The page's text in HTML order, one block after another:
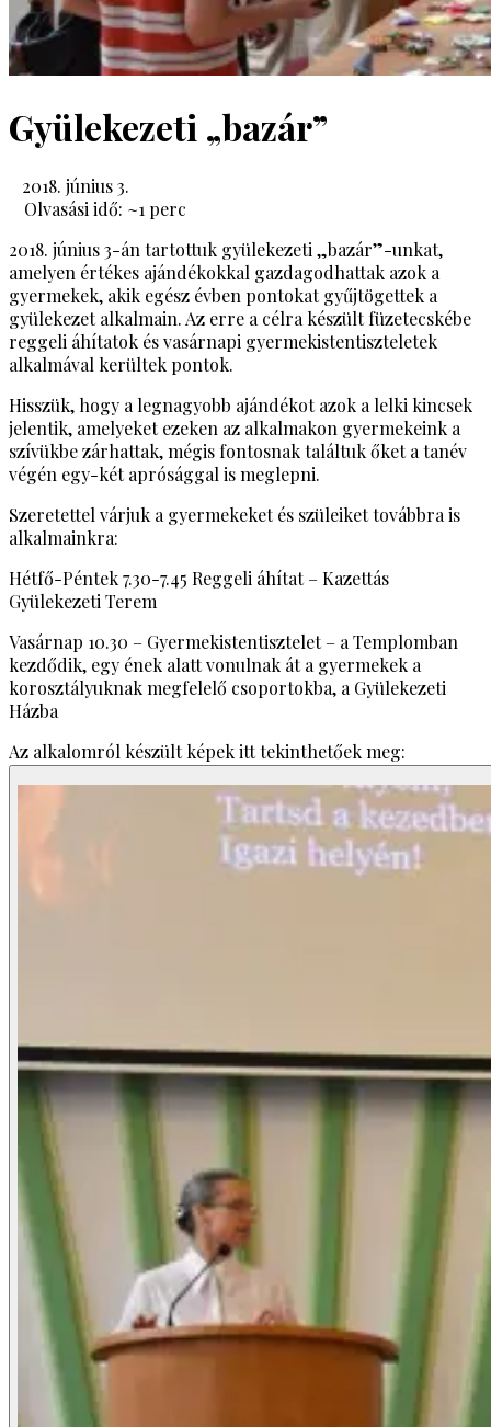
Gyülekezeti „bazár”
2018. június 3.
Olvasási idő: ~1 perc
2018. június 3-án tartottuk gyülekezeti „bazár”-unkat,
amelyen értékes ajándékokkal gazdagodhattak azok a
gyermekek, akik egész évben pontokat gyűjtögettek a
gyülekezet alkalmain. Az erre a célra készült füzetecskébe
reggeli áhítatok és vasárnapi gyermekistentiszteletek
alkalmával kerültek pontok.
Hisszük, hogy a legnagyobb ajándékot azok a lelki kincsek
jelentik, amelyeket ezeken az alkalmakon gyermekeink a
szívükbe zárhattak, mégis fontosnak találtuk őket a tanév
végén egy-két aprósággal is meglepni.
Szeretettel várjuk a gyermekeket és szüleiket továbbra is
alkalmainkra:
Hétfő-Péntek 7.30-7.45 Reggeli áhítat – Kazettás
Gyülekezeti Terem
Vasárnap 10.30 – Gyermekistentisztelet – a Templomban
kezdődik, egy ének alatt vonulnak át a gyermekek a
korosztályuknak megfelelő csoportokba, a Gyülekezeti
Házba
Az alkalomról készült képek itt tekinthetőek meg: